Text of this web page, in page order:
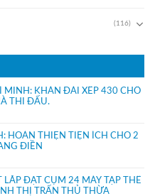
(116)
MINH: KHÁN ĐÀI XẾP 430 CHỔ
THI ĐẤU.
HOÀN THIỆN TIỆN ÍCH CHO 2
ĐIỀN
LẮP ĐẶT CỤM 24 MÁY TẬP THỂ
THỊ TRẤN THỦ THỪA